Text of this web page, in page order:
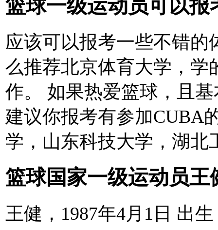
篮球一级运动员可以报
应该可以报考一些不错的
么推荐北京体育大学，学
作。 如果热爱篮球，且
建议你报考有参加CUBA
学，山东科技大学，湖北
篮球国家一级运动员王
王健，1987年4月1日 出